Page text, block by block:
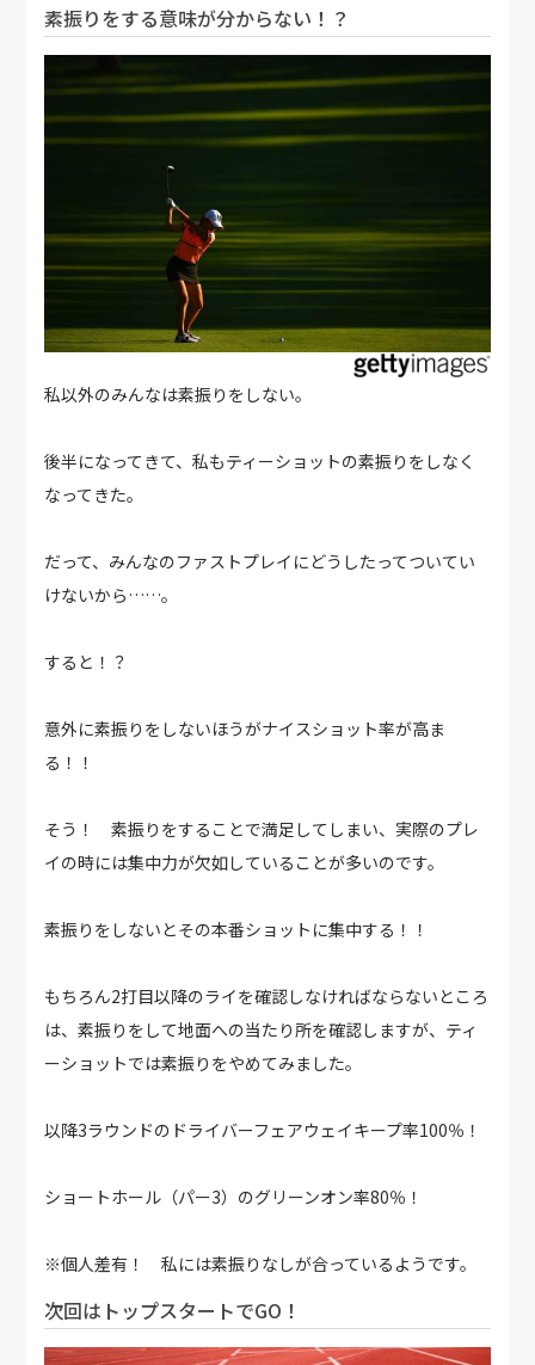
素振りをする意味が分からない！？
私以外のみんなは素振りをしない。
後半になってきて、私もティーショットの素振りをしなく
なってきた。
だって、みんなのファストプレイにどうしたってついてい
けないから……。
すると！？
意外に素振りをしないほうがナイスショット率が高ま
る！！
そう！ 素振りをすることで満足してしまい、実際のプレ
イの時には集中力が欠如していることが多いのです。
素振りをしないとその本番ショットに集中する！！
もちろん2打目以降のライを確認しなければならないところ
は、素振りをして地面への当たり所を確認しますが、ティ
ーショットでは素振りをやめてみました。
以降3ラウンドのドライバーフェアウェイキープ率100％！
ショートホール（パー3）のグリーンオン率80％！
※個人差有！ 私には素振りなしが合っているようです。
次回はトップスタートでGO！